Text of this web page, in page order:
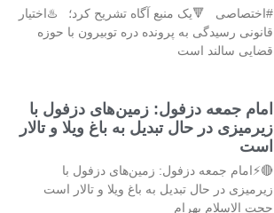
#اختصاصی 🔻یک منبع آگاه تشریح کرد؛ ♨️اختیار
قانونی رسیدگی به پرونده دره توبیرون با حوزه
قضایی سالند است
امام جمعه دزفول: زمین‌های دزفول با
زیرمیزی در حال تبدیل به باغ ویلا و تالار
است
🔴⚡امام جمعه دزفول: زمین‌های دزفول با
زیرمیزی در حال تبدیل به باغ ویلا و تالار است
حجت الاسلام بهرام